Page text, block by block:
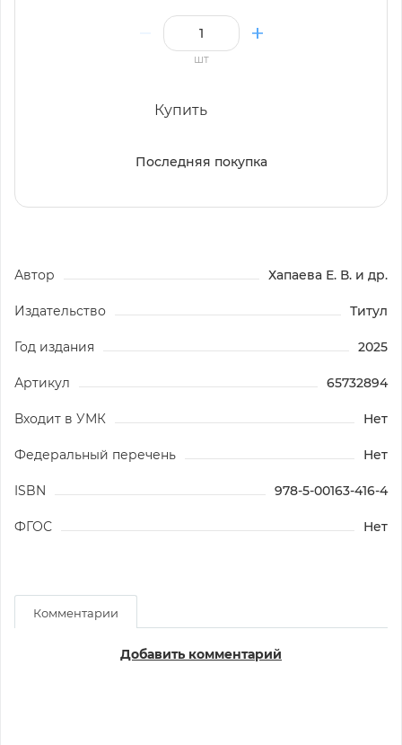
шт
Купить
Последняя покупка
Автор Хапаева Е. В. и др.
Издательство Титул
Год издания 2025
Артикул 65732894
Входит в УМК Нет
Федеральный перечень Нет
ISBN 978-5-00163-416-4
ФГОС Нет
Комментарии
Добавить комментарий